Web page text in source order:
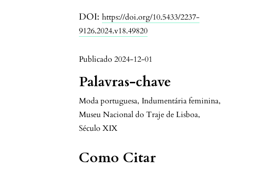
DOI:https://doi.org/10.5433/2237-
9126.2024.v18.49820
Publicado 2024-12-01
Palavras-chave
Moda portuguesa, Indumentária feminina,
Museu Nacional do Traje de Lisboa,
Século XIX
Como Citar